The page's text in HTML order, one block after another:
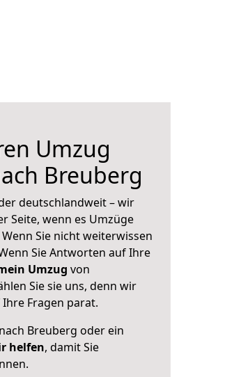
Umzug
Breuberg
deutschlandweit – wir
Seite, wenn es Umzüge
Sie nicht weiterwissen
Sie Antworten auf Ihre
Umzug von
Sie sie uns, denn wir
Fragen parat.
Breuberg oder ein
helfen, damit Sie